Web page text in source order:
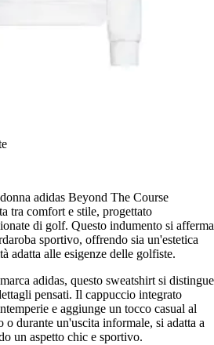
adidas Beyond The Course
tra comfort e stile, progettato
di golf. Questo indumento si afferma
sportivo, offrendo sia un'estetica
adatta alle esigenze delle golfiste.
adidas, questo sweatshirt si distingue
pensati. Il cappuccio integrato
e aggiunge un tocco casual al
o durante un'uscita informale, si adatta a
un aspetto chic e sportivo.